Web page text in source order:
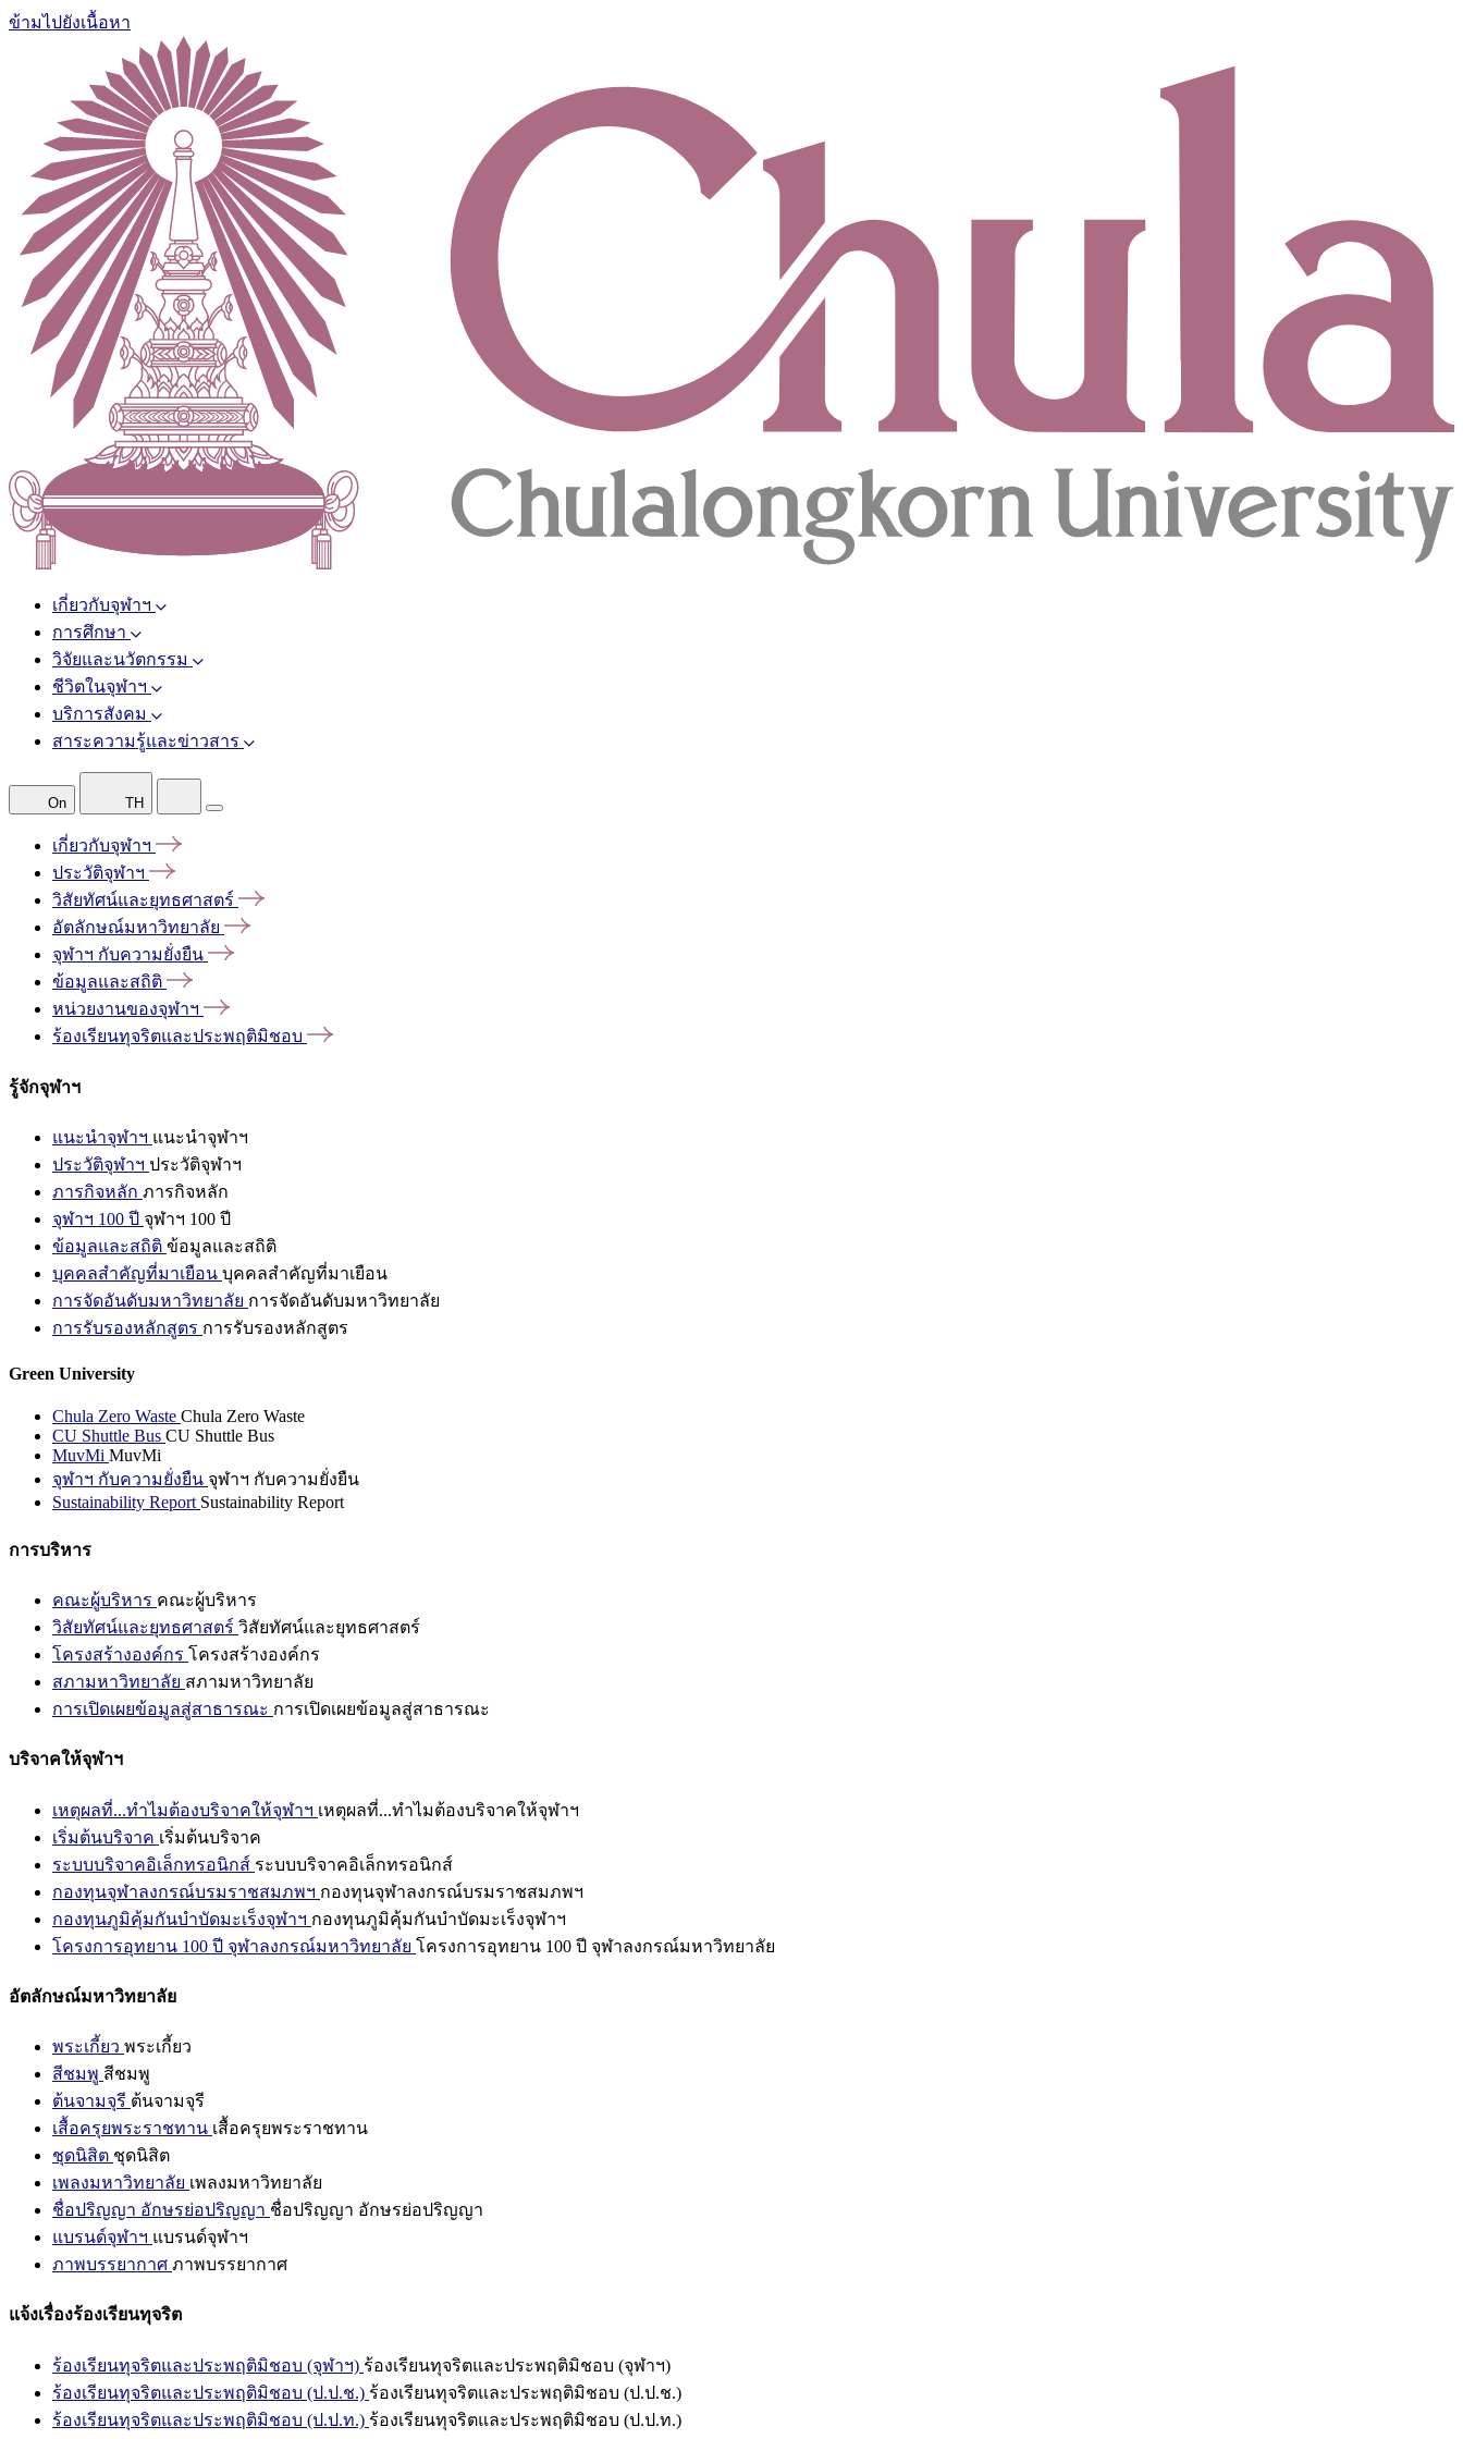
ข้ามไปยังเนื้อหา
เกี่ยวกับจุฬาฯ
การศึกษา
วิจัยและนวัตกรรม
ชีวิตในจุฬาฯ
บริการสังคม
สาระความรู้และข่าวสาร
On TH
เกี่ยวกับจุฬาฯ
ประวัติจุฬาฯ
วิสัยทัศน์และยุทธศาสตร์
อัตลักษณ์มหาวิทยาลัย
จุฬาฯ กับความยั่งยืน
ข้อมูลและสถิติ
หน่วยงานของจุฬาฯ
ร้องเรียนทุจริตและประพฤติมิชอบ
รู้จักจุฬาฯ
แนะนำจุฬาฯ แนะนำจุฬาฯ
ประวัติจุฬาฯ ประวัติจุฬาฯ
ภารกิจหลัก ภารกิจหลัก
จุฬาฯ 100 ปี จุฬาฯ 100 ปี
ข้อมูลและสถิติ ข้อมูลและสถิติ
บุคคลสำคัญที่มาเยือน บุคคลสำคัญที่มาเยือน
การจัดอันดับมหาวิทยาลัย การจัดอันดับมหาวิทยาลัย
การรับรองหลักสูตร การรับรองหลักสูตร
Green University
Chula Zero Waste Chula Zero Waste
CU Shuttle Bus CU Shuttle Bus
MuvMi MuvMi
จุฬาฯ กับความยั่งยืน จุฬาฯ กับความยั่งยืน
Sustainability Report Sustainability Report
การบริหาร
คณะผู้บริหาร คณะผู้บริหาร
วิสัยทัศน์และยุทธศาสตร์ วิสัยทัศน์และยุทธศาสตร์
โครงสร้างองค์กร โครงสร้างองค์กร
สภามหาวิทยาลัย สภามหาวิทยาลัย
การเปิดเผยข้อมูลสู่สาธารณะ การเปิดเผยข้อมูลสู่สาธารณะ
บริจาคให้จุฬาฯ
เหตุผลที่...ทำไมต้องบริจาคให้จุฬาฯ เหตุผลที่...ทำไมต้องบริจาคให้จุฬาฯ
เริ่มต้นบริจาค เริ่มต้นบริจาค
ระบบบริจาคอิเล็กทรอนิกส์ ระบบบริจาคอิเล็กทรอนิกส์
กองทุนจุฬาลงกรณ์บรมราชสมภพฯ กองทุนจุฬาลงกรณ์บรมราชสมภพฯ
กองทุนภูมิคุ้มกันบำบัดมะเร็งจุฬาฯ กองทุนภูมิคุ้มกันบำบัดมะเร็งจุฬาฯ
โครงการอุทยาน 100 ปี จุฬาลงกรณ์มหาวิทยาลัย โครงการอุทยาน 100 ปี จุฬาลงกรณ์มหาวิทยาลัย
อัตลักษณ์มหาวิทยาลัย
พระเกี้ยว พระเกี้ยว
สีชมพู สีชมพู
ต้นจามจุรี ต้นจามจุรี
เสื้อครุยพระราชทาน เสื้อครุยพระราชทาน
ชุดนิสิต ชุดนิสิต
เพลงมหาวิทยาลัย เพลงมหาวิทยาลัย
ชื่อปริญญา อักษรย่อปริญญา ชื่อปริญญา อักษรย่อปริญญา
แบรนด์จุฬาฯ แบรนด์จุฬาฯ
ภาพบรรยากาศ ภาพบรรยากาศ
แจ้งเรื่องร้องเรียนทุจริต
ร้องเรียนทุจริตและประพฤติมิชอบ (จุฬาฯ) ร้องเรียนทุจริตและประพฤติมิชอบ (จุฬาฯ)
ร้องเรียนทุจริตและประพฤติมิชอบ (ป.ป.ช.) ร้องเรียนทุจริตและประพฤติมิชอบ (ป.ป.ช.)
ร้องเรียนทุจริตและประพฤติมิชอบ (ป.ป.ท.) ร้องเรียนทุจริตและประพฤติมิชอบ (ป.ป.ท.)